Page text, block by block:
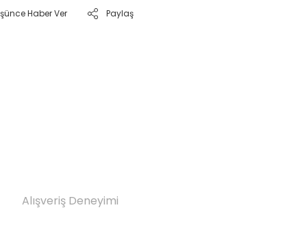
Haber Ver Paylaş
Alışveriş Deneyimi